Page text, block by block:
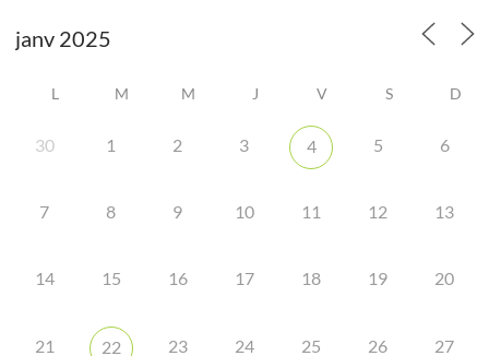
L M M J V S D
30 1 2 3 4 5 6
7 8 9 10 11 12 13
14 15 16 17 18 19 20
21 22 23 24 25 26 27